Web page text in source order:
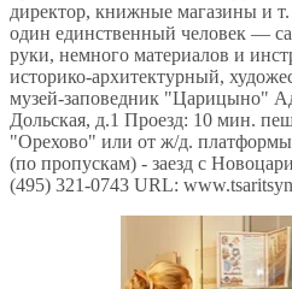
директор, книжные магазины и
один единственный человек —
руки, немного материалов и
историко-архитектурный,
музей-заповедник "Царицыно"
Дольская, д.1 Проезд: 10 мин.
"Орехово" или от ж/д.
(по пропускам) - заезд с
(495) 321-0743 URL: